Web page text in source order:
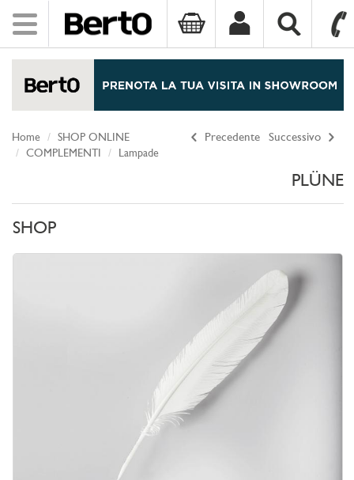
Toggle
navigation
Precedente Successivo
Home
SHOP ONLINE
COMPLEMENTI
Lampade
PLÜNE
SHOP